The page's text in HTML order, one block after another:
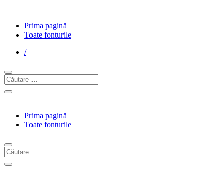
Prima pagină
Toate fonturile
/
Prima pagină
Toate fonturile